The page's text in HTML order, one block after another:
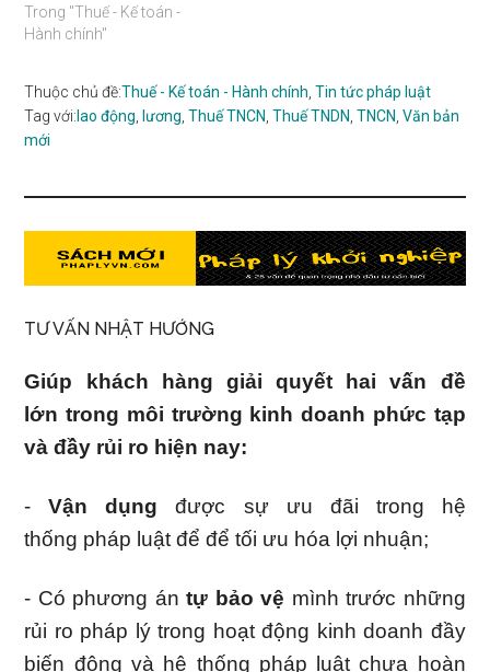
đối với một số thu nhập
không tính vào thu nhập
Trong "Thuế - Kế toán -
Hành chính"
Thuộc chủ đề:Thuế - Kế toán - Hành chính ,Tin tức pháp luật
Tag với: lao động lương ,Thuế TNCN ,Thuế TNDN ,TNCN ,Văn bản
mới
TƯ VẤN NHẬT HƯỚNG
Giúp khách hàng giải quyết hai vấn đề
lớn trong môi trường kinh doanh phức tạp
và đầy rủi ro hiện nay:
-Vận dụng được sự ưu đãi trong hệ
thống pháp luật để để tối ưu hóa lợi nhuận;
- Có phương ántự bảo vệ mình trước những
rủi ro pháp lý trong hoạt động kinh doanh đầy
biến động và hệ thống pháp luật chưa hoàn